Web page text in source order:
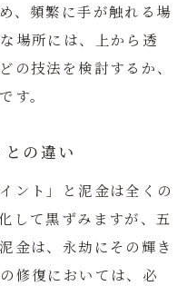
、頻繁に手が触れる場
場所には、上から透
の技法を検討するか、
す。
の違い
ント」と泥金は全くの
して黒ずみますが、五
金は、永劫にその輝き
修復においては、必